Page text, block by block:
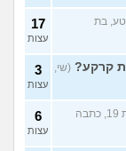
בת
17
עצות
קרקע? (שי,
3
עצות
(ירין, בת 19, כתבה
6
עצות